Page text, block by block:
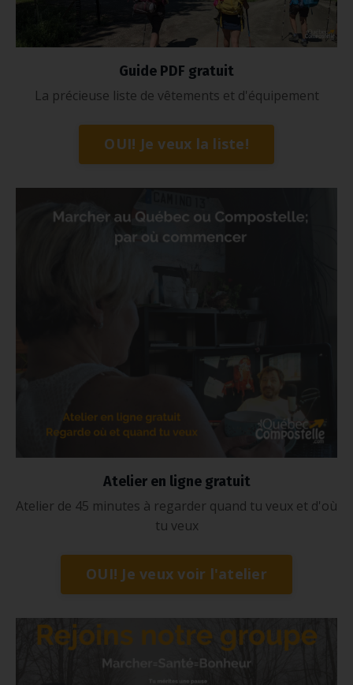
Guide PDF gratuit
La précieuse liste de vêtements et d'équipement
OUI! Je veux la liste!
Atelier en ligne gratuit
Atelier de 45 minutes à regarder quand tu veux et d'où
tu veux
OUI! Je veux voir l'atelier